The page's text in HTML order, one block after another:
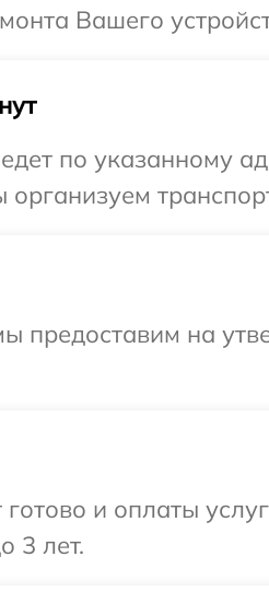
Вашего
по указанному
предоставим на
готово и оплаты
3 лет.